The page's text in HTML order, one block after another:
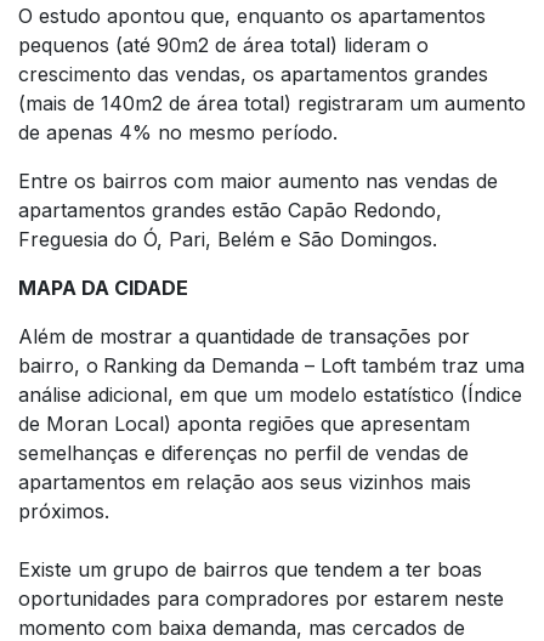
O estudo apontou que, enquanto os apartamentos
pequenos (até 90m2 de área total) lideram o
crescimento das vendas, os apartamentos grandes
(mais de 140m2 de área total) registraram um aumento
de apenas 4% no mesmo período.
Entre os bairros com maior aumento nas vendas de
apartamentos grandes estão Capão Redondo,
Freguesia do Ó, Pari, Belém e São Domingos.
MAPA DA CIDADE
Além de mostrar a quantidade de transações por
bairro, o Ranking da Demanda – Loft também traz uma
análise adicional, em que um modelo estatístico (Índice
de Moran Local) aponta regiões que apresentam
semelhanças e diferenças no perfil de vendas de
apartamentos em relação aos seus vizinhos mais
próximos.
Existe um grupo de bairros que tendem a ter boas
oportunidades para compradores por estarem neste
momento com baixa demanda, mas cercados de